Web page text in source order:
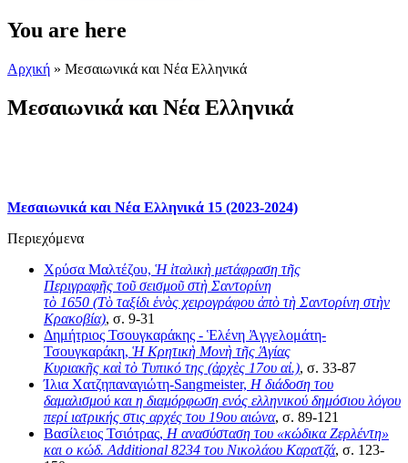
You are here
Αρχική » Μεσαιωνικά και Νέα Ελληνικά
Μεσαιωνικά και Νέα Ελληνικά
Μεσαιωνικά και Νέα Ελληνικά 15 (2023-2024)
Περιεχόμενα
Χρύσα Μαλτέζου, Ἡ ἰταλικὴ μετάφραση τῆς
Περιγραφῆς τοῦσεισμοῦστὴ Σαντορίνη
τὸ 1650 (Τὸ ταξίδι ἑνὸς χειρογράφου ἀπὸ τὴ Σαντορίνη στὴν
Κρακοβία), σ. 9-31
Δημήτριος Τσουγκαράκης - Ἑλένη Ἀγγελομάτη-
Τσουγκαράκη, ἩΚρητικὴ Μονὴ τῆςἉγίας
Κυριακῆς καὶ τὸ Τυπικό της (ἀρχὲς 17ου αἰ.), σ. 33-87
Ίλια Χατζηπαναγιώτη-Sangmeister, Η διάδοση του
δαμαλισμού και η διαμόρφωση ενός ελληνικού δημόσιου λόγου
περί ιατρικής στις αρχές του 19ου αιώνα, σ. 89-121
Βασίλειος Τσιότρας, Η ανασύσταση του «κώδικα Ζερλέντη»
και ο κώδ. Additional 8234 του Νικολάου Καρατζά, σ. 123-